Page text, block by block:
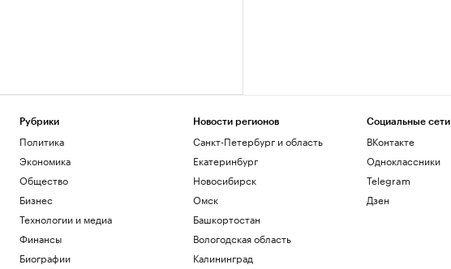
Рубрики
Политика
Экономика
Общество
Бизнес
Технологии и медиа
Финансы
Биографии
Новости регионов
Санкт-Петербург и область
Екатеринбург
Новосибирск
Омск
Башкортостан
Вологодская область
Калининград
Социальные сети
ВКонтакте
Одноклассники
Telegram
Дзен